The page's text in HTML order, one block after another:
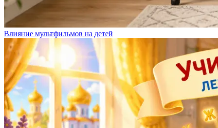
Влияние мультфильмов на детей